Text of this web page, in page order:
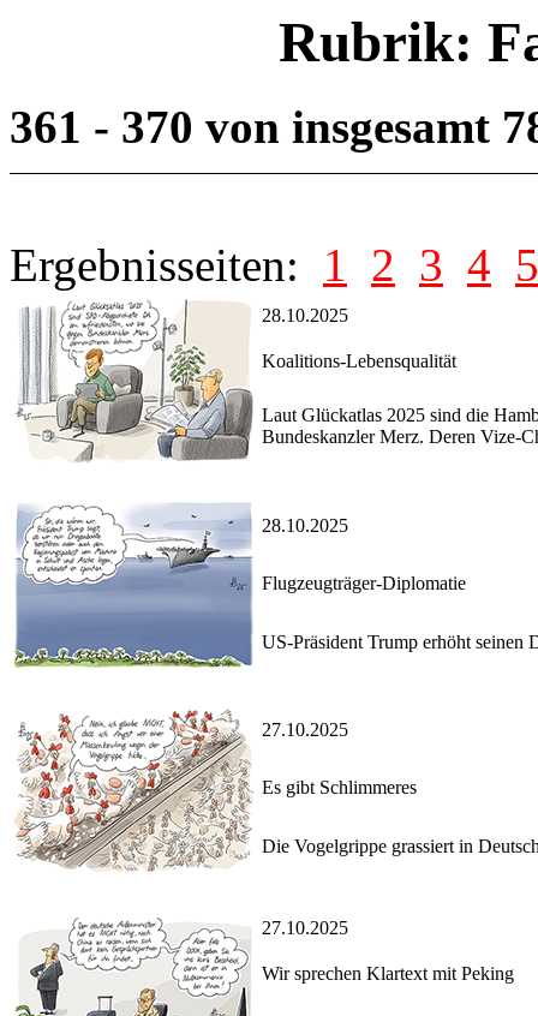
Rubrik:
361 - 370 von insgesamt
Ergebnisseiten: 1 2 3 4 5
28.10.2025
Koalitions-Lebensqualität
Laut Glückatlas 2025 sind die
Bundeskanzler Merz. Deren Vize-
28.10.2025
Flugzeugträger-Diplomatie
US-Präsident Trump erhöht seinen
27.10.2025
Es gibt Schlimmeres
Die Vogelgrippe grassiert in
27.10.2025
Wir sprechen Klartext mit Peking